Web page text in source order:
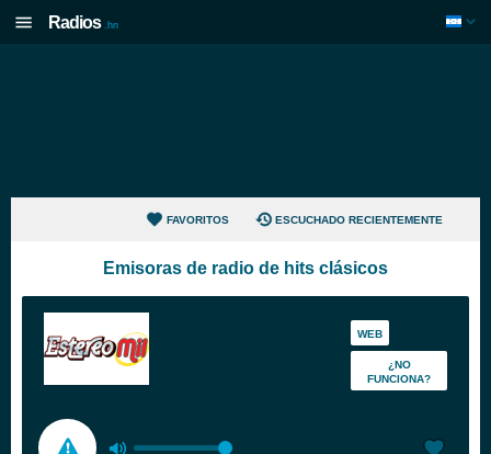
Radios .hn
FAVORITOS ESCUCHADO RECIENTEMENTE
Emisoras de radio de hits clásicos
WEB
¿NO
FUNCIONA?